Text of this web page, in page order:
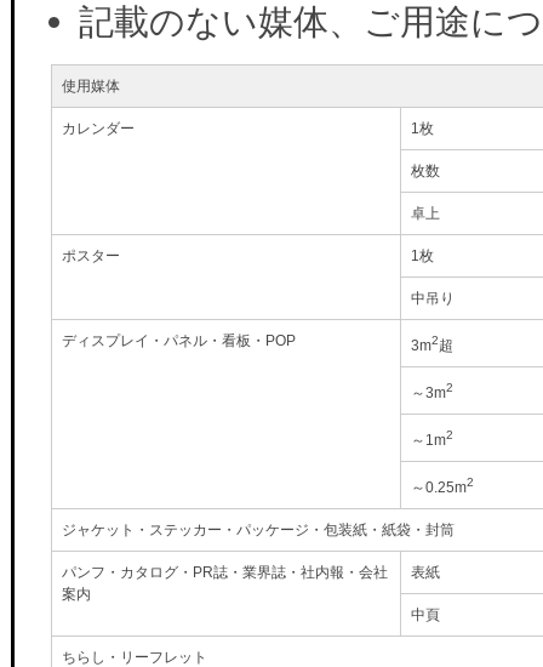
記載のない媒体、ご用途に
使用媒体
カレンダー 1枚
枚数
卓上
ポスター 1枚
中吊り
ディスプレイ・パネル・看板・POP 3m2超
～3m2
～1m2
～0.25m2
ジャケット・ステッカー・パッケージ・包装紙・紙袋・封筒
パンフ・カタログ・PR誌・業界誌・社内報・会社
案内
表紙
中頁
ちらし・リーフレット